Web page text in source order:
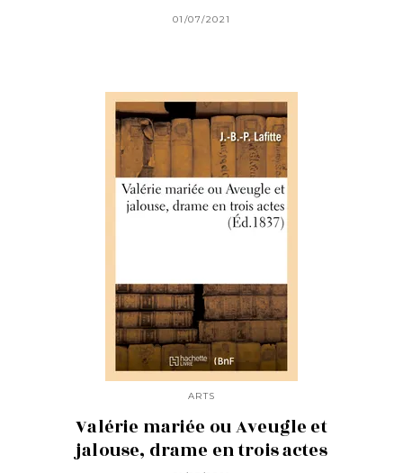
01/07/2021
ARTS
Valérie mariée ou Aveugle et
jalouse, drame en trois actes